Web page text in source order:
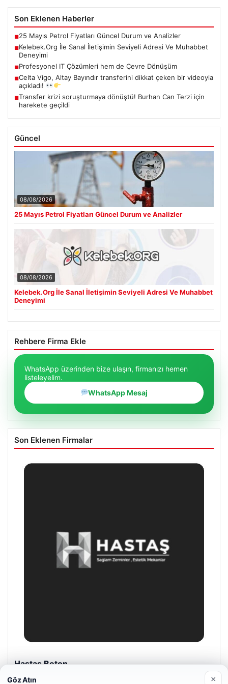
Son Eklenen Haberler
■25 Mayıs Petrol Fiyatları Güncel Durum ve Analizler
■Kelebek.Org İle Sanal İletişimin Seviyeli Adresi Ve Muhabbet
Deneyimi
■Profesyonel IT Çözümleri hem de Çevre Dönüşüm
■Celta Vigo, Altay Bayındır transferini dikkat çeken bir videoyla
açıkladı!
■Transfer krizi soruşturmaya dönüştü! Burhan Can Terzi için
harekete geçildi
Güncel
08/08/2026
25 Mayıs Petrol Fiyatları Güncel Durum ve Analizler
08/08/2026
Kelebek.Org İle Sanal İletişimin Seviyeli Adresi Ve Muhabbet
Deneyimi
Rehbere Firma Ekle
WhatsApp üzerinden bize ulaşın, firmanızı hemen
listeleyelim.
WhatsApp Mesaj
Son Eklenen Firmalar
Hastaş Beton
26/05/2026
Göz Atın ×